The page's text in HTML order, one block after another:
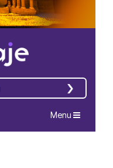
Navigation
Menu